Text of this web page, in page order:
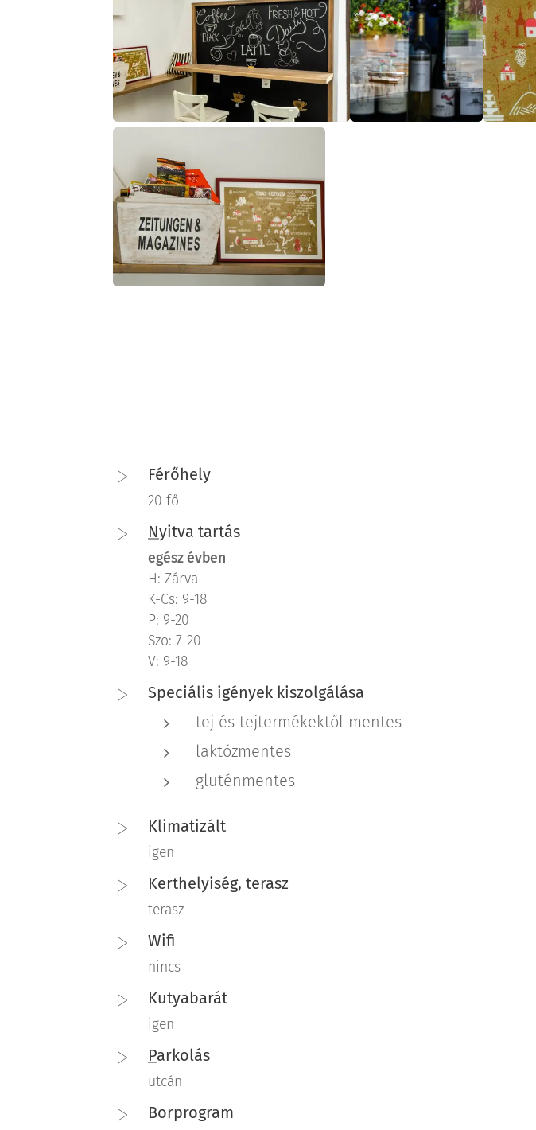
Férőhely
20 fő
Nyitva tartás
egész évben
H: Zárva
K-Cs: 9-18
P: 9-20
Szo: 7-20
V: 9-18
Speciális igények kiszolgálása
tej és tejtermékektől mentes
laktózmentes
gluténmentes
Klimatizált
igen
Kerthelyiség, terasz
terasz
Wifi
nincs
Kutyabarát
igen
Parkolás
utcán
Borprogram